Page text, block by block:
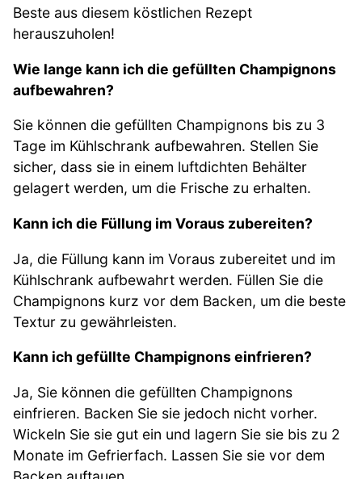
Beste aus diesem köstlichen Rezept
herauszuholen!
Wie lange kann ich die gefüllten Champignons
aufbewahren?
Sie können die gefüllten Champignons bis zu 3
Tage im Kühlschrank aufbewahren. Stellen Sie
sicher, dass sie in einem luftdichten Behälter
gelagert werden, um die Frische zu erhalten.
Kann ich die Füllung im Voraus zubereiten?
Ja, die Füllung kann im Voraus zubereitet und im
Kühlschrank aufbewahrt werden. Füllen Sie die
Champignons kurz vor dem Backen, um die beste
Textur zu gewährleisten.
Kann ich gefüllte Champignons einfrieren?
Ja, Sie können die gefüllten Champignons
einfrieren. Backen Sie sie jedoch nicht vorher.
Wickeln Sie sie gut ein und lagern Sie sie bis zu 2
Monate im Gefrierfach. Lassen Sie sie vor dem